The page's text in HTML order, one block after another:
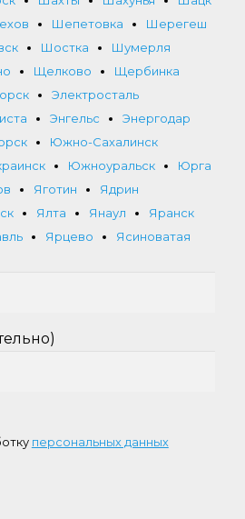
Шепетовка
Шерегеш
Шостка
Шумерля
Щелково
Щербинка
Электросталь
Энгельс
Энергодар
Южно-Сахалинск
Южноуральск
Юрга
Яготин
Ядрин
Ялта Янаул
Яранск
Ярцево
Ясиноватая
персональных данных